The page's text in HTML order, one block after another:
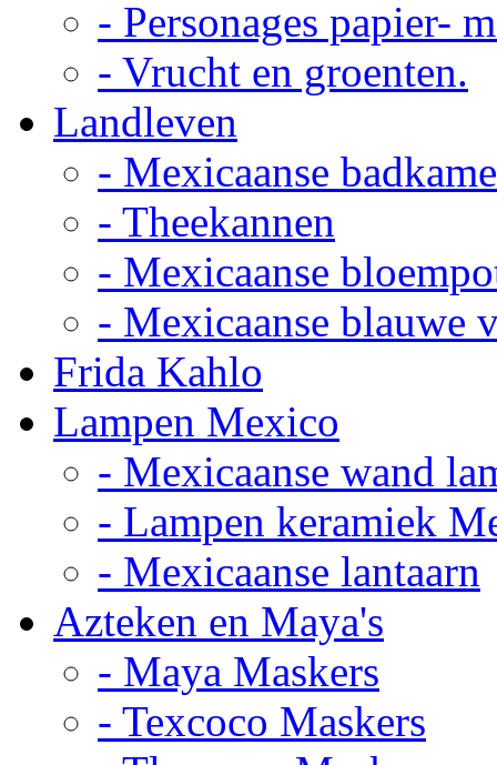
- Personages papier-
- Vrucht en groenten.
Landleven
- Mexicaanse
- Theekannen
- Mexicaanse
- Mexicaanse blauwe
Frida Kahlo
Lampen Mexico
- Mexicaanse wand
- Lampen keramiek
- Mexicaanse lantaarn
Azteken en Maya's
- Maya Maskers
- Texcoco Maskers